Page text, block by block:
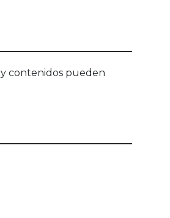
contenidos pueden